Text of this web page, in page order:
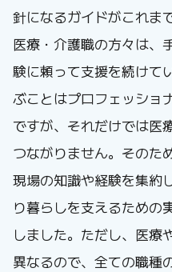
針になるガイドがこれま
医療・介護職の方々は、
験に頼って支援を続けて
ぶことはプロフェッショ
ですが、それだけでは医
つながりません。そのた
現場の知識や経験を集約
り暮らしを支えるための
しました。ただし、医療
異なるので、全ての職種